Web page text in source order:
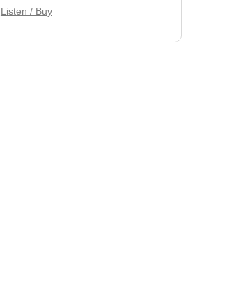
Listen / Buy